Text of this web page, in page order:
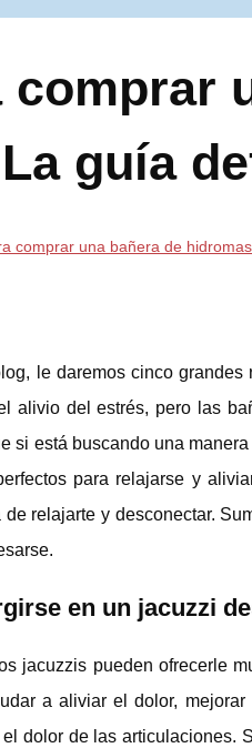
comprar
guía
comprar una bañera de
le daremos cinco
alivio del estrés, pero las
si está buscando una
para relajarse y
relajarte y desconectar.
en un jacuzzi
jacuzzis pueden ofrecerle
a aliviar el dolor,
dolor de las articulaciones.